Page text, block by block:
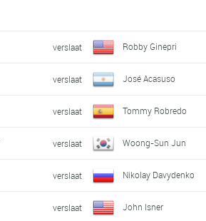
verslaat Robby Ginepri
verslaat José Acasuso
verslaat Tommy Robredo
verslaat Woong-Sun Jun
verslaat Nikolay Davydenko
verslaat John Isner